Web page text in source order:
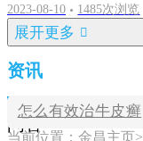
2023-08-10 1485次浏览
展开更多
资讯
问答
怎么有效治牛皮癣
当前位置： 金昌主页>